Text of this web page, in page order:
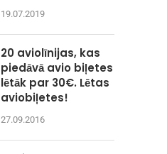
19.07.2019
20 aviolīnijas, kas
piedāvā avio biļetes
lētāk par 30€. Lētas
aviobiļetes!
27.09.2016